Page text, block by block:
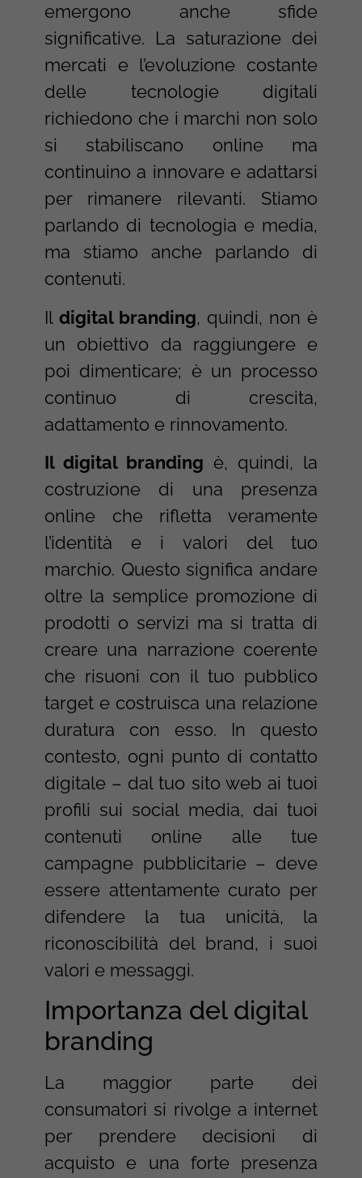
emergono anche sfide
significative. La saturazione dei
mercati e l’evoluzione costante
delle tecnologie digitali
richiedono che i marchi non solo
si stabiliscano online ma
continuino a innovare e adattarsi
per rimanere rilevanti. Stiamo
parlando di tecnologia e media,
ma stiamo anche parlando di
contenuti.
Il digital branding, quindi, non è
un obiettivo da raggiungere e
poi dimenticare; è un processo
continuo di crescita,
adattamento e rinnovamento.
Il digital branding è, quindi, la
costruzione di una presenza
online che rifletta veramente
l’identità e i valori del tuo
marchio. Questo significa andare
oltre la semplice promozione di
prodotti o servizi ma si tratta di
creare una narrazione coerente
che risuoni con il tuo pubblico
target e costruisca una relazione
duratura con esso. In questo
contesto, ogni punto di contatto
digitale – dal tuo sito web ai tuoi
profili sui social media, dai tuoi
contenuti online alle tue
campagne pubblicitarie – deve
essere attentamente curato per
difendere la tua unicità, la
riconoscibilità del brand, i suoi
valori e messaggi.
Importanza del digital
branding
La maggior parte dei
consumatori si rivolge a internet
per prendere decisioni di
acquisto e una forte presenza